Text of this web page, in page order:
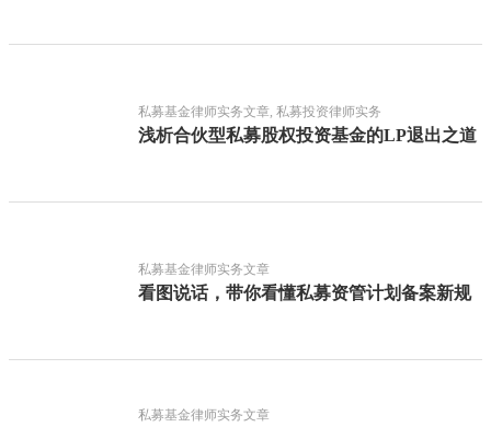
私募基金律师实务文章, 私募投资律师实务
浅析合伙型私募股权投资基金的LP退出之道
私募基金律师实务文章
看图说话，带你看懂私募资管计划备案新规
私募基金律师实务文章